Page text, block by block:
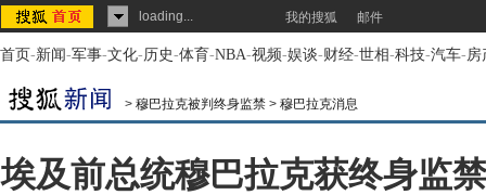
loading... 我的搜狐 邮件
首页-新闻-军事-文化-历史-体育-NBA-视频-娱谈-财经-世相-科技-汽车-房
> 穆巴拉克被判终身监禁 > 穆巴拉克消息
埃及前总统穆巴拉克获终身监